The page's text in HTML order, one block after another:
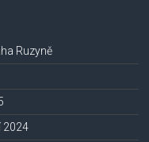
Ruzyně
2024